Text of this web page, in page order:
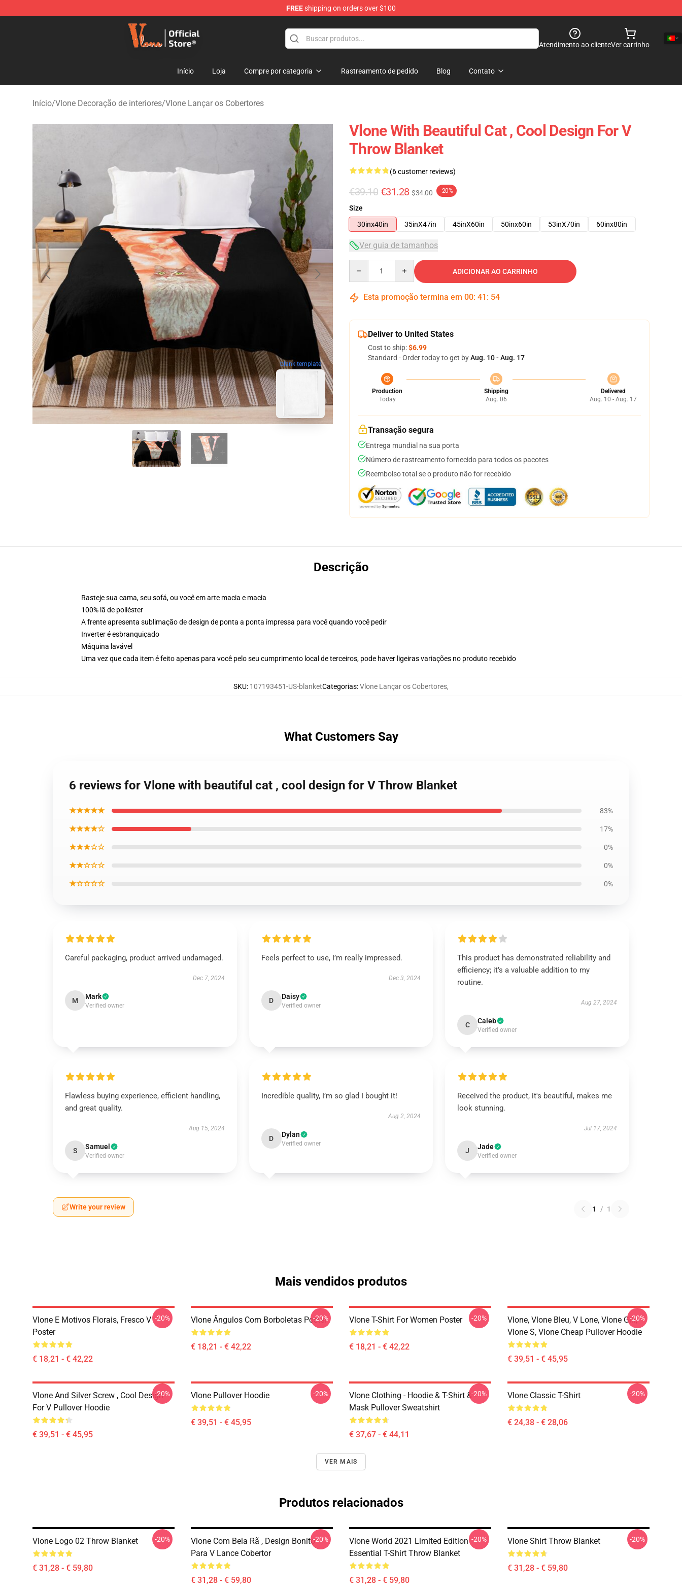
FREEshipping on orders over $100
Vlone Shop - Official Vlone Merchandise Store
Atendimento ao clienteVer carrinho
Início Loja Compre por categoria Rastreamento de pedido Blog Contato
Início/Vlone Decoração de interiores/Vlone Lançar os Cobertores
blank template
Vlone With Beautiful Cat , Cool Design For V
Throw Blanket
(6 customer reviews)
€39.10 €31.28 $34.00 -20%
Size
30inx40in
35inX47in 45inX60in 50inx60in 53inX70in 60inx80in
Ver guia de tamanhos
ADICIONAR AO CARRINHO
Esta promoção termina em 00: 41 : 53
Deliver to United States
Cost to ship:$6.99
Standard - Order today to get byAug. 10 - Aug. 17
Production
Today
Shipping
Aug. 06
Delivered
Aug. 10 - Aug. 17
Transação segura
Entrega mundial na sua porta
Número de rastreamento fornecido para todos os pacotes
Reembolso total se o produto não for recebido
Descrição
Rasteje sua cama, seu sofá, ou você em arte macia e macia
100% lã de poliéster
A frente apresenta sublimação de design de ponta a ponta impressa para você quando você pedir
Inverter é esbranquiçado
Máquina lavável
Uma vez que cada item é feito apenas para você pelo seu cumprimento local de terceiros, pode haver ligeiras variações no produto recebido
SKU: 107193451-US-blanketCategorias:Vlone Lançar os Cobertores,
What Customers Say
6 reviews for Vlone with beautiful cat , cool design for V Throw Blanket
★★★★★ 83%
★★★★☆ 17%
★★★☆☆ 0%
★★☆☆☆ 0%
★☆☆☆☆ 0%
Careful packaging, product arrived undamaged.
Dec 7, 2024
M Mark
Verified owner
Feels perfect to use, I’m really impressed.
Dec 3, 2024
D Daisy
Verified owner
This product has demonstrated reliability and
efficiency; it’s a valuable addition to my
routine.
Aug 27, 2024
C Caleb
Verified owner
Flawless buying experience, efficient handling,
and great quality.
Aug 15, 2024
S Samuel
Verified owner
Incredible quality, I’m so glad I bought it!
Aug 2, 2024
D Dylan
Verified owner
Received the product, it's beautiful, makes me
look stunning.
Jul 17, 2024
J Jade
Verified owner
Write your review 1 / 1
Mais vendidos produtos
Vlone E Motivos Florais, Fresco V
Poster
€ 18,21 - € 42,22
-20% Vlone Ângulos Com Borboletas Poster
€ 18,21 - € 42,22
-20% Vlone T-Shirt For Women Poster
€ 18,21 - € 42,22
-20%
Vlone, Vlone Bleu, V Lone, Vlone Girl,
Vlone S, Vlone Cheap Pullover Hoodie
€ 39,51 - € 45,95
-20%
Vlone And Silver Screw , Cool Design
For V Pullover Hoodie
€ 39,51 - € 45,95
-20% Vlone Pullover Hoodie
€ 39,51 - € 45,95
-20%
Vlone Clothing - Hoodie & T-Shirt &
Mask Pullover Sweatshirt
€ 37,67 - € 44,11
-20% Vlone Classic T-Shirt
€ 24,38 - € 28,06
-20%
VER MAIS
Produtos relacionados
Vlone Logo 02 Throw Blanket
€ 31,28 - € 59,80
-20%
Vlone Com Bela Rã , Design Bonito
Para V Lance Cobertor
€ 31,28 - € 59,80
-20%
Vlone World 2021 Limited Edition
Essential T-Shirt Throw Blanket
€ 31,28 - € 59,80
-20% Vlone Shirt Throw Blanket
€ 31,28 - € 59,80
-20%